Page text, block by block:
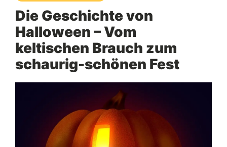
Die Geschichte von
Halloween – Vom
keltischen Brauch zum
schaurig-schönen Fest